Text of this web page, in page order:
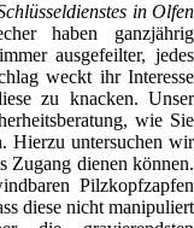
in Olfen
haben ganzjährig
ausgefeilter, jedes
weckt ihr Interesse
zu knacken. Unser
wie Sie
Hierzu untersuchen wir
Zugang dienen können.
Pilzkopfzapfen
diese nicht manipuliert